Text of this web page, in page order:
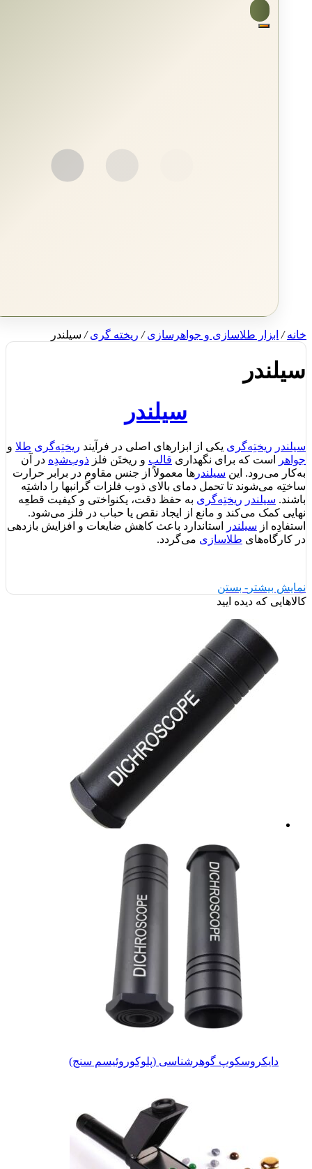
/ابزار طلاسازی و جواهرسازی/ریخته گری /سیلندر
سیلندر
ریختِه‌گری یکی از ابزارهای اصلی در فرآیندریختِه‌گری طلاو
است که برای نگهداری قالبو ریختَن فلزذوب‌شدِهدر آن
می‌رود. اینسیلندرها معمولاً از جنس مقاوم در برابر حرارت
می‌شوند تا تحمل دمای بالای ذوب فلزات گرانبها را داشتِه
سیلندر ریختِه‌گری به حفظ دقت، یکنواختی و کیفیت قطعِه
کمک می‌کند و مانع از ایجاد نقص یا حباب در فلز می‌شود.
از سیلندراستاندارد باعث کاهش ضایعات و افزایش بازدهی
کارگاه‌هایطلاسازیمی‌گردد.
بیشتر- بستن
که دیده ایید
دایکروسکوپ گوهرشناسی (پلوکوروئیسم سنج)